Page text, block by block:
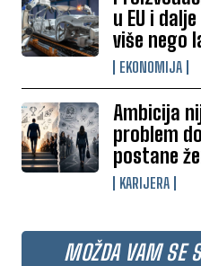
u EU i
više nego
EKONOMIJA
Ambicija
problem
postane
KARIJERA
MOŽDA VAM SE